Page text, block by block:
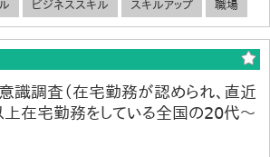
ビジネススキル スキルアップ 職場
識調査（在宅勤務が認められ、直近
在宅勤務をしている全国の20代～